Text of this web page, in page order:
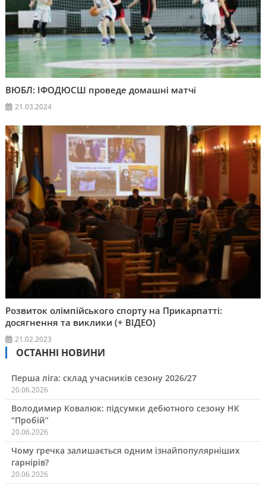
ВЮБЛ: ІФОДЮСШ проведе домашні матчі
21.03.2024
Розвиток олімпійського спорту на Прикарпатті:
досягнення та виклики (+ ВІДЕО)
21.02.2023
ОСТАННІ НОВИНИ
Перша ліга: склад учасників сезону 2026/27
20.06.2026
Володимир Ковалюк: підсумки дебютного сезону НК
“Пробій”
20.06.2026
Чому гречка залишається одним ізнайпопулярніших
гарнірів?
20.06.2026